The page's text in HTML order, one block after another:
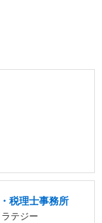
税理士事務所
テジー